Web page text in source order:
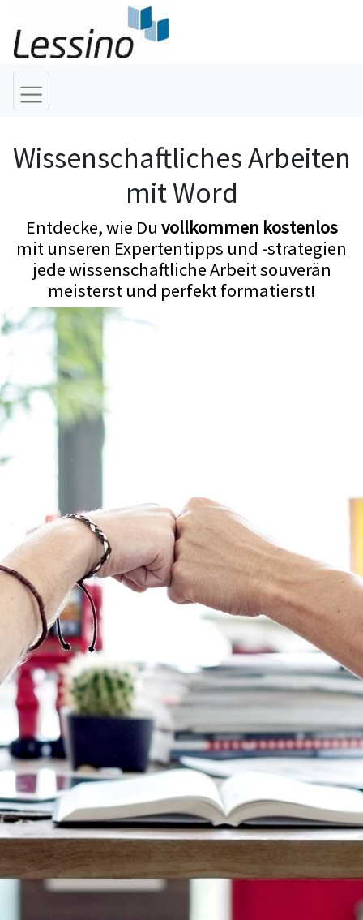
Wissenschaftliches Arbeiten
mit Word
Entdecke, wie Du vollkommen kostenlos
mit unseren Expertentipps und -strategien
jede wissenschaftliche Arbeit souverän
meisterst und perfekt formatierst!